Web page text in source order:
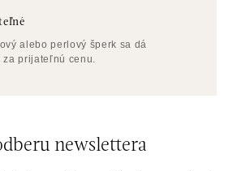
alebo perlový šperk sa dá
za prijateľnú cenu.
newslettera